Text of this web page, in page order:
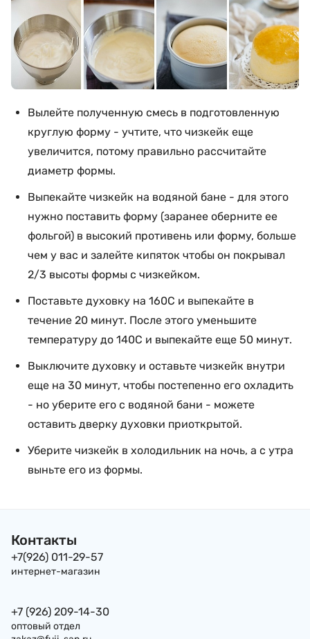
Вылейте полученную смесь в подготовленную
круглую форму - учтите, что чизкейк еще
увеличится, потому правильно рассчитайте
диаметр формы.
Выпекайте чизкейк на водяной бане - для этого
нужно поставить форму (заранее оберните ее
фольгой) в высокий противень или форму, больше
чем у вас и залейте кипяток чтобы он покрывал
2/3 высоты формы с чизкейком.
Поставьте духовку на 160С и выпекайте в
течение 20 минут. После этого уменьшите
температуру до 140С и выпекайте еще 50 минут.
Выключите духовку и оставьте чизкейк внутри
еще на 30 минут, чтобы постепенно его охладить
- но уберите его с водяной бани - можете
оставить дверку духовки приоткрытой.
Уберите чизкейк в холодильник на ночь, а с утра
выньте его из формы.
Контакты
+7(926) 011-29-57
интернет-магазин
+7 (926) 209-14-30
оптовый отдел